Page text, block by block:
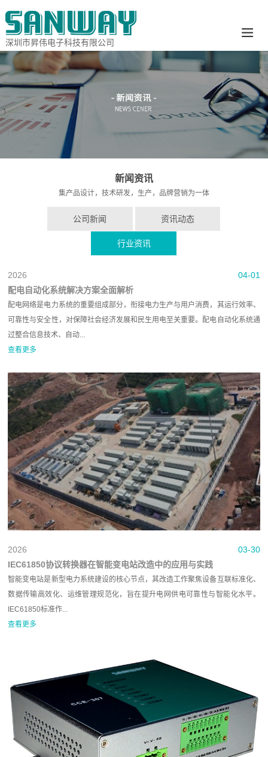
深圳市昇伟电子科技有限公司
新闻资讯
集产品设计，技术研发，生产，品牌营销为一体
公司新闻 资讯动态
行业资讯
04-01
2026
配电自动化系统解决方案全面解析
配电网络是电力系统的重要组成部分，衔接电力生产与用户消费，其运行效率、
可靠性与安全性，对保障社会经济发展和民生用电至关重要。配电自动化系统通
过整合信息技术、自动...
查看更多
03-30
2026
IEC61850协议转换器在智能变电站改造中的应用与实践
智能变电站是新型电力系统建设的核心节点，其改造工作聚焦设备互联标准化、
数据传输高效化、运维管理规范化，旨在提升电网供电可靠性与智能化水平。
IEC61850标准作...
查看更多